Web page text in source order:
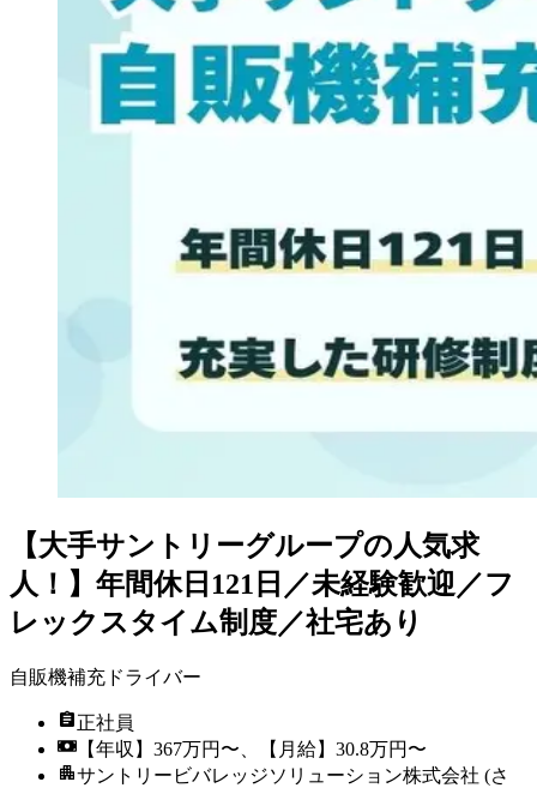
【大手サントリーグループの人気求
人！】年間休日121日／未経験歓迎／フ
レックスタイム制度／社宅あり
自販機補充ドライバー
正社員
【年収】367万円〜、【月給】30.8万円〜
サントリービバレッジソリューション株式会社 (さ